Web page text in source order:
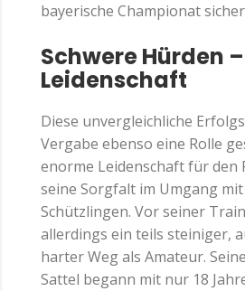
bayerische Championat
Schwere Hürden
Leidenschaft
Diese unvergleichliche
Vergabe ebenso eine Rolle
enorme Leidenschaft für den
seine Sorgfalt im Umgang
Schützlingen. Vor seiner
allerdings ein teils steiniger,
harter Weg als Amateur.
Sattel begann mit nur 18